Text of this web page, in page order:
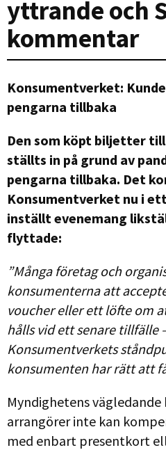
yttrande och
kommentar
Konsumentverket:
pengarna tillbaka
Den som köpt biljetter
ställts in på grund av
pengarna tillbaka. Det
Konsumentverket nu i
inställt evenemang
flyttade:
”Många företag och
konsumenterna att
voucher eller ett löfte om
hålls vid ett senare tillfälle
Konsumentverkets
konsumenten har rätt att
Myndighetens
arrangörer inte kan
med enbart presentkort